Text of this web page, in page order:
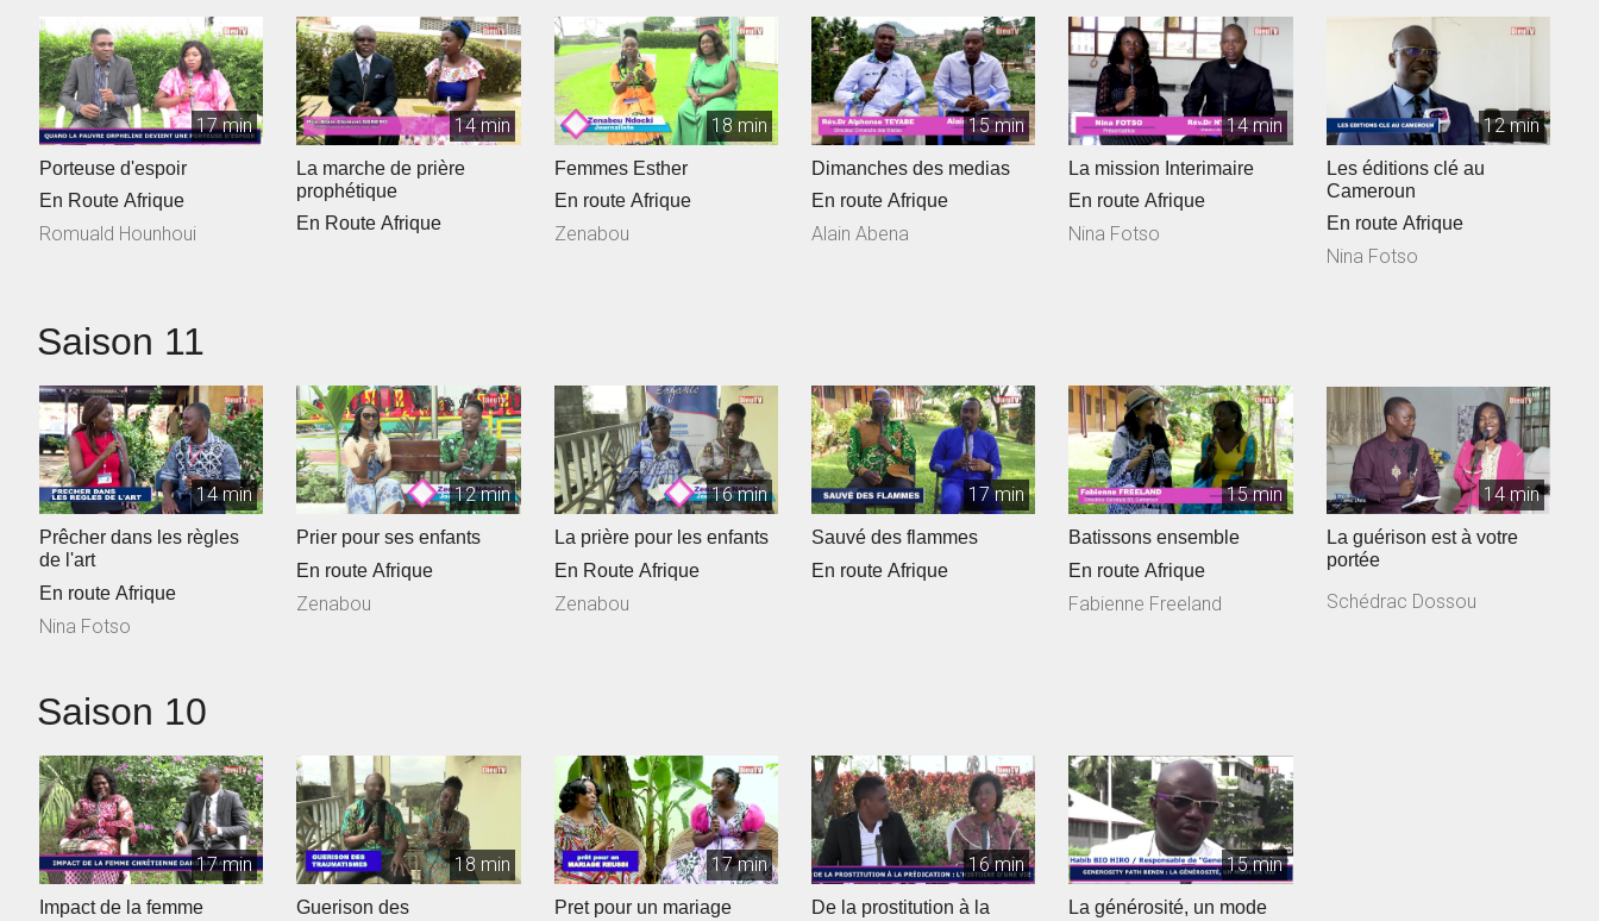
17 min
Porteuse d'espoir
En Route Afrique
Romuald Hounhoui
14 min
La marche de prière
prophétique
En Route Afrique
18 min
Femmes Esther
En route Afrique
Zenabou
15 min
Dimanches des medias
En route Afrique
Alain Abena
14 min
La mission Interimaire
En route Afrique
Nina Fotso
12 min
Les éditions clé au
Cameroun
En route Afrique
Nina Fotso
Saison 11
14 min
Prêcher dans les règles
de l'art
En route Afrique
Nina Fotso
12 min
Prier pour ses enfants
En route Afrique
Zenabou
16 min
La prière pour les enfants
En Route Afrique
Zenabou
17 min
Sauvé des flammes
En route Afrique
15 min
Batissons ensemble
En route Afrique
Fabienne Freeland
14 min
La guérison est à votre
portée
Schédrac Dossou
Saison 10
17 min
Impact de la femme
18 min
Guerison des
17 min
Pret pour un mariage
16 min
De la prostitution à la
15 min
La générosité, un mode